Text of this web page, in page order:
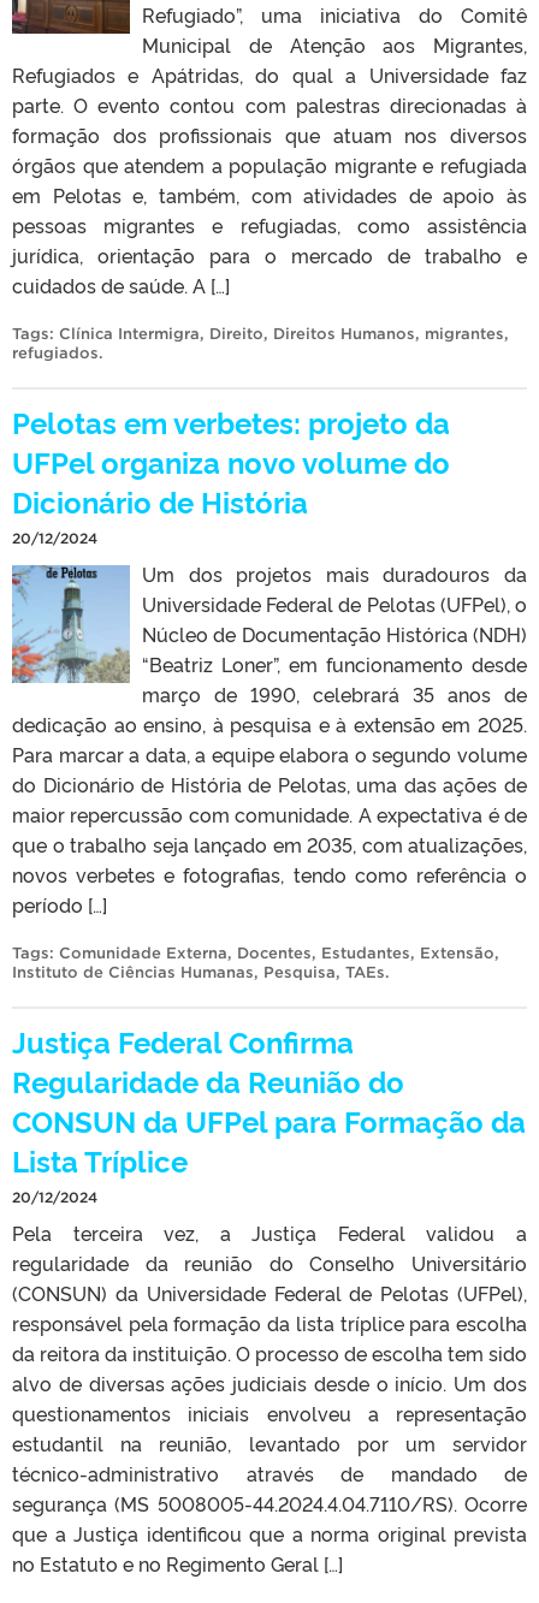
Refugiado”, uma iniciativa do Comitê
Municipal de Atenção aos Migrantes,
Refugiados e Apátridas, do qual a Universidade faz
parte. O evento contou com palestras direcionadas à
formação dos profissionais que atuam nos diversos
órgãos que atendem a população migrante e refugiada
em Pelotas e, também, com atividades de apoio às
pessoas migrantes e refugiadas, como assistência
jurídica, orientação para o mercado de trabalho e
cuidados de saúde. A […]
Tags: Clínica Intermigra, Direito, Direitos Humanos, migrantes,
refugiados.
Pelotas em verbetes: projeto da
UFPel organiza novo volume do
Dicionário de História
20/12/2024
Um dos projetos mais duradouros da
Universidade Federal de Pelotas (UFPel), o
Núcleo de Documentação Histórica (NDH)
“Beatriz Loner”, em funcionamento desde
março de 1990, celebrará 35 anos de
dedicação ao ensino, à pesquisa e à extensão em 2025.
Para marcar a data, a equipe elabora o segundo volume
do Dicionário de História de Pelotas, uma das ações de
maior repercussão com comunidade. A expectativa é de
que o trabalho seja lançado em 2035, com atualizações,
novos verbetes e fotografias, tendo como referência o
período […]
Tags: Comunidade Externa, Docentes, Estudantes, Extensão,
Instituto de Ciências Humanas, Pesquisa, TAEs.
Justiça Federal Confirma
Regularidade da Reunião do
CONSUN da UFPel para Formação da
Lista Tríplice
20/12/2024
Pela terceira vez, a Justiça Federal validou a
regularidade da reunião do Conselho Universitário
(CONSUN) da Universidade Federal de Pelotas (UFPel),
responsável pela formação da lista tríplice para escolha
da reitora da instituição. O processo de escolha tem sido
alvo de diversas ações judiciais desde o início. Um dos
questionamentos iniciais envolveu a representação
estudantil na reunião, levantado por um servidor
técnico-administrativo através de mandado de
segurança (MS 5008005-44.2024.4.04.7110/RS). Ocorre
que a Justiça identificou que a norma original prevista
no Estatuto e no Regimento Geral […]